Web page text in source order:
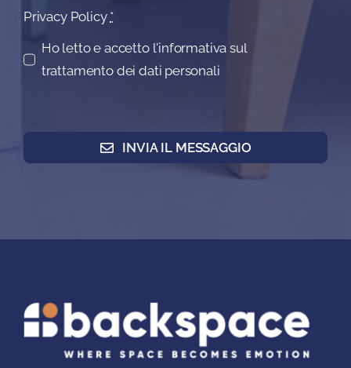
Privacy Policy *
Ho letto e accetto l'informativa sul
trattamento dei dati personali
INVIA IL MESSAGGIO